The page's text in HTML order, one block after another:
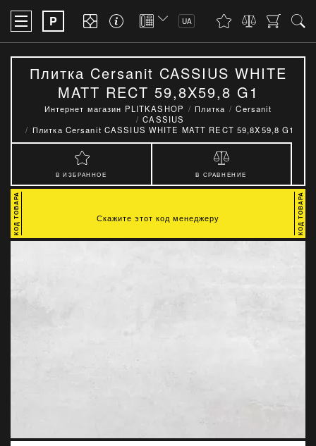
P UA
Плитка Cersanit CASSIUS WHITE
MATT RECT 59,8X59,8 G1
Интернет магазин PLITKASHOP Плитка
Cersanit
CASSIUS
Плитка Cersanit CASSIUS WHITE MATT RECT 59,8X59,8 G1
В ИЗБРАННОЕ В СРАВНЕНИЕ
Скажите этот код менеджеру